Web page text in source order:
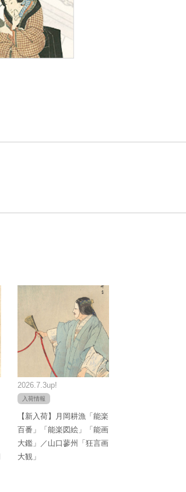
2026.7.3up!
入荷情報
【新入荷】月岡耕漁「能楽
百番」「能楽図絵」「能画
大鑑」／山口蓼州「狂言画
大観」